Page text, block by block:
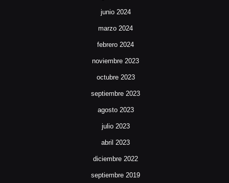
junio 2024
marzo 2024
febrero 2024
noviembre 2023
octubre 2023
septiembre 2023
agosto 2023
julio 2023
abril 2023
diciembre 2022
septiembre 2019